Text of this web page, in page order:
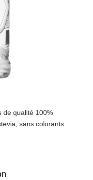
de qualité 100%
sans colorants